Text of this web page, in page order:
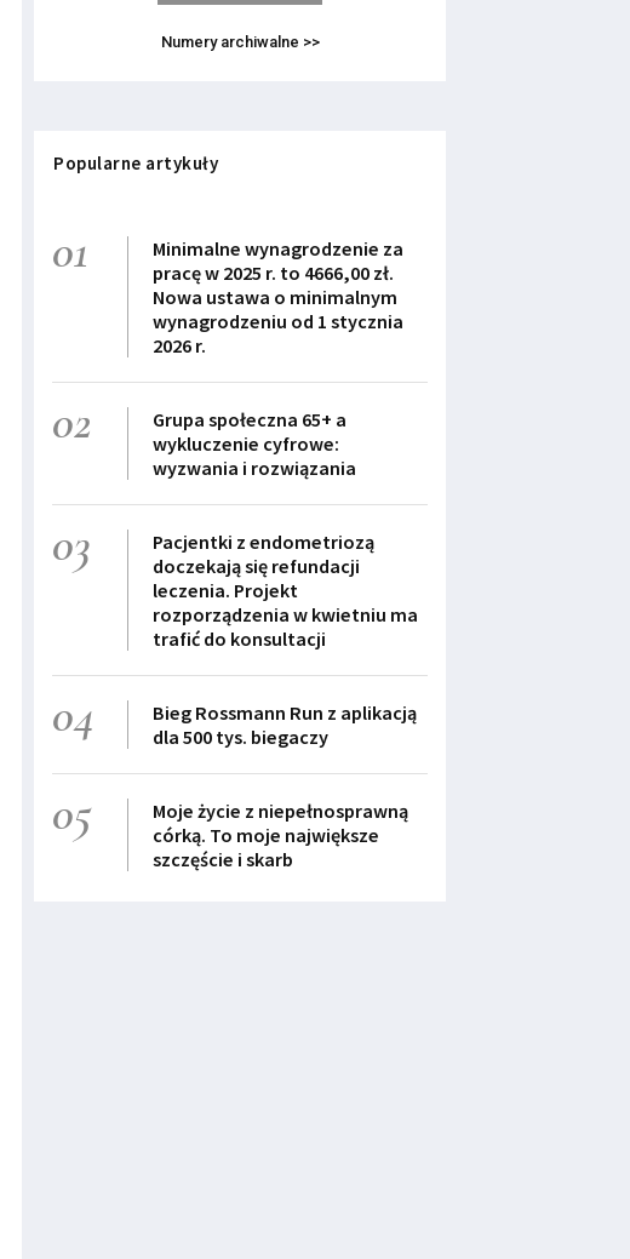
Numery archiwalne >>
Popularne artykuły
01
Minimalne wynagrodzenie za
pracę w 2025 r. to 4666,00 zł.
Nowa ustawa o minimalnym
wynagrodzeniu od 1 stycznia
2026 r.
02
Grupa społeczna 65+ a
wykluczenie cyfrowe:
wyzwania i rozwiązania
03
Pacjentki z endometriozą
doczekają się refundacji
leczenia. Projekt
rozporządzenia w kwietniu ma
trafić do konsultacji
04
Bieg Rossmann Run z aplikacją
dla 500 tys. biegaczy
05
Moje życie z niepełnosprawną
córką. To moje największe
szczęście i skarb